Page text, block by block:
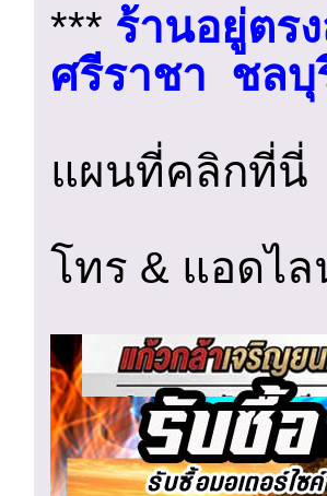
*** ร้านอยู่ตร
ศรีราชา ชลบุ
แผนที่คลิกที่
โทร & แอดไ